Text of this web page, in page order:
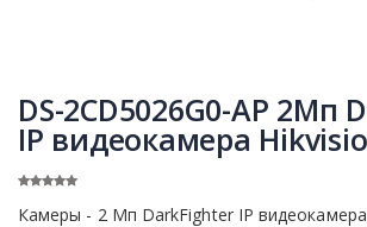
DS-2CD5026G0-AP 2Мп
IP видеокамера
Камеры - 2 Мп DarkFighter IP